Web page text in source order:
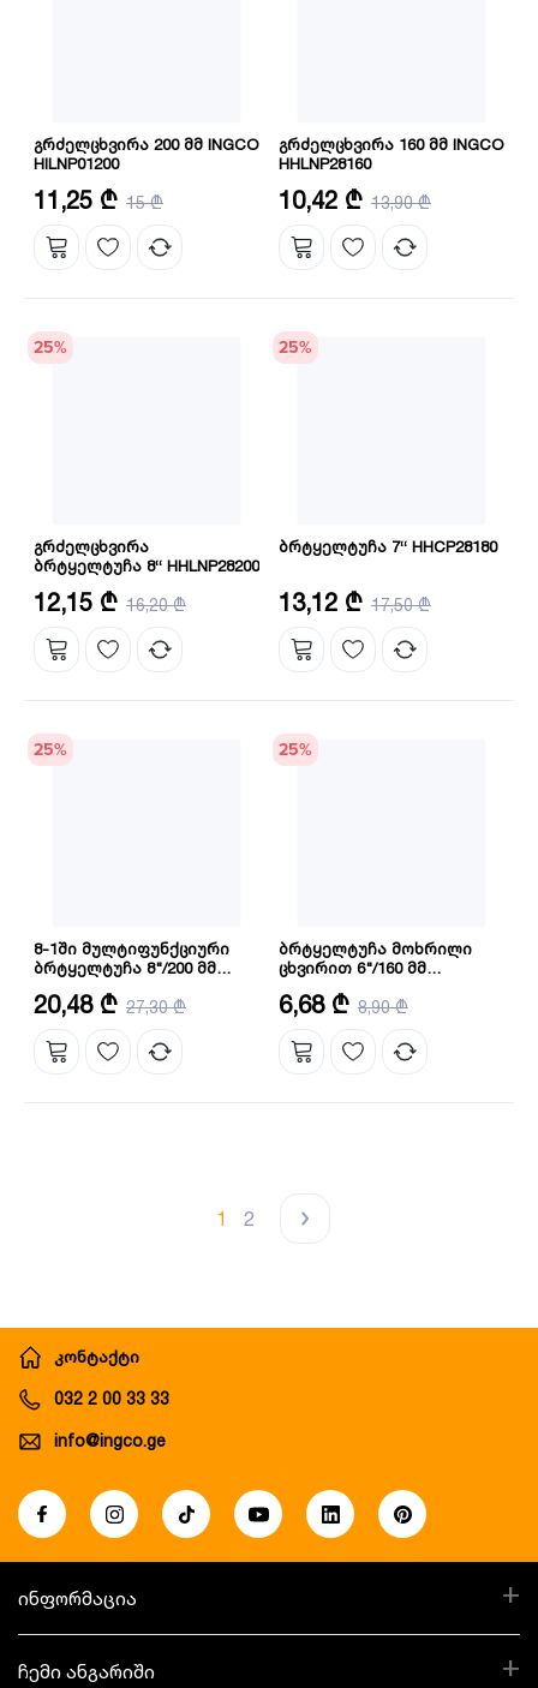
გრძელცხვირა 200 მმ INGCO
HILNP01200
დატვირთვა: 10000 V
ზომა: 8"/200 მმ
11,25 ₾ 15 ₾
გრძელცხვირა 160 მმ INGCO
HHLNP28160
ზომა: 6"/160 მმ
მასალა: CRV
10,42 ₾ 13,90 ₾
25%
გრძელცხვირა
ბრტყელტუჩა 8“ HHLNP28200
სიგრძე: 200 მმ
მასალა: CRV
12,15 ₾ 16,20 ₾
25%
ბრტყელტუჩა 7“ HHCP28180
სიგრძე: 180 მმ
13,12 ₾ 17,50 ₾
25%
8-1ში მულტიფუნქციური
ბრტყელტუჩა 8"/200 მმ
ზომა: 8"/200 მმ
20,48 ₾ 27,30 ₾
25%
ბრტყელტუჩა მოხრილი
ცხვირით 6"/160 მმ
სიგრძე: 160 მმ
6,68 ₾ 8,90 ₾
1 2
კონტაქტი
032 2 00 33 33
info@ingco.ge
+
ინფორმაცია
+
ჩემი ანგარიში